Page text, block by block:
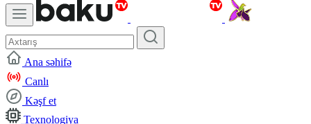
Ana səhifə
Canlı
Kəşf et
Texnologiya